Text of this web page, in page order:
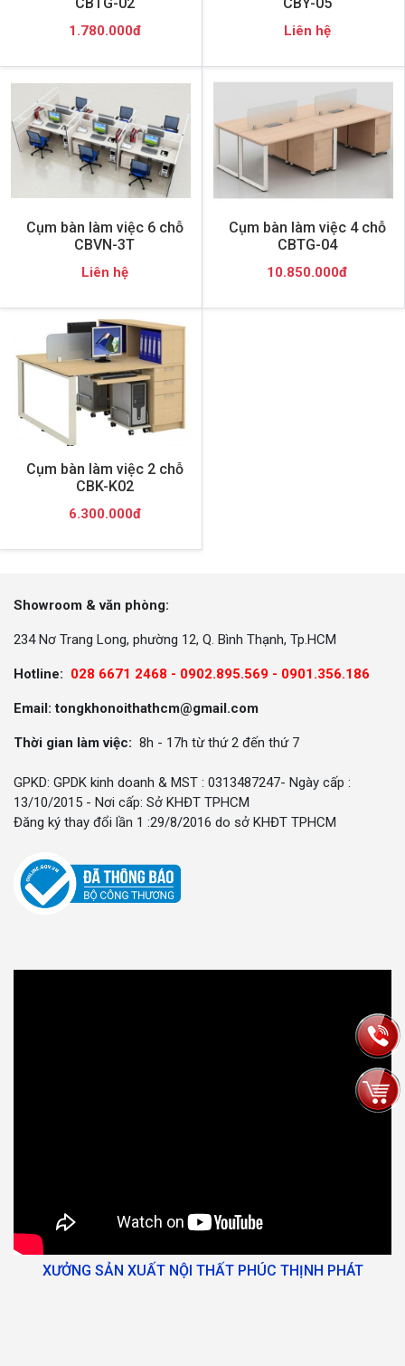
1.780.000đ Liên hệ
Cụm bàn làm việc 6 chỗ
CBVN-3T
Liên hệ
Cụm bàn làm việc 4 chỗ
CBTG-04
10.850.000đ
Cụm bàn làm việc 2 chỗ
CBK-K02
6.300.000đ
Showroom & văn phòng:
234 Nơ Trang Long, phường 12, Q. Bình Thạnh, Tp.HCM
Hotline: 028 6671 2468 - 0902.895.569 - 0901.356.186
Email: tongkhonoithathcm@gmail.com
Thời gian làm việc: 8h - 17h từ thứ 2 đến thứ 7
GPKD: GPDK kinh doanh & MST : 0313487247- Ngày cấp :
13/10/2015 - Nơi cấp: Sở KHĐT TPHCM
Đăng ký thay đổi lần 1 :29/8/2016 do sở KHĐT TPHCM
XƯỞNG SẢN XUẤT NỘI THẤT PHÚC THỊNH PHÁT